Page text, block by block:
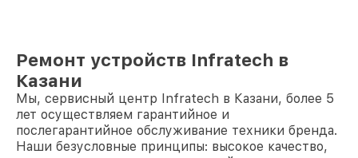
Ремонт устройств Infratech в
Казани
Мы, сервисный центр Infratech в Казани, более 5
лет осуществляем гарантийное и
послегарантийное обслуживание техники бренда.
Наши безусловные принципы: высокое качество,